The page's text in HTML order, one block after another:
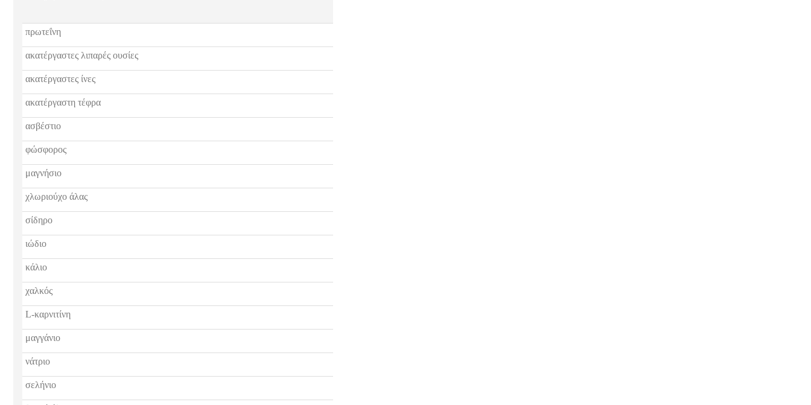
πρωτεΐνη
ακατέργαστες λιπαρές ουσίες
ακατέργαστες ίνες
ακατέργαστη τέφρα
ασβέστιο
φώσφορος
μαγνήσιο
χλωριούχο άλας
σίδηρο
ιώδιο
κάλιο
χαλκός
L-καρνιτίνη
μαγγάνιο
νάτριο
σελήνιο